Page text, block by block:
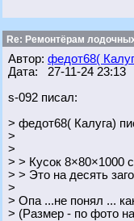
Re: Ремонтёрам
Автор: федот68(
Дата: 27-11-24 23:13
s-092 писал:
> федот68( Калуга)
>
>
> > Кусок 8×80×1000
> > Это на десять
>
> Опа ...не понял ...
> (Размер - по фото